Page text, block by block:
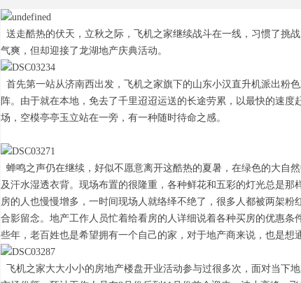
送走酷热的伏天，立秋之际，飞机之家继续战斗在一线，习惯了挑
气爽，但却迎接了龙湖地产庆典活动。
首先第一站从济南西出发，飞机之家旗下的山东小汉直升机派出粉
阵。由于就在本地，免去了千里迢迢运送的长途劳累，以最快的速度
场，空模亭亭玉立站在一旁，有一种随时待命之感。
蝉鸣之声仍在继续，好似不愿意离开这酷热的夏暑，在绿色的大自
及汗水湿透衣背。现场布置的很隆重，各种鲜花和五彩的灯光总是那
房的人也慢慢增多，一时间现场人就络绎不绝了，很多人都被两架粉
合影留念。地产工作人员忙着给看房的人详细说着各种买房的优惠条
些年，老百姓也是希望拥有一个自己的家，对于地产商来说，也是想
飞机之家大大小小的房地产楼盘开业活动参与过很多次，面对当下